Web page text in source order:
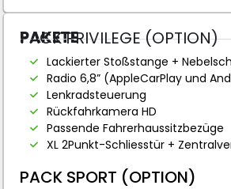
PAKETE
PACK PRIVILEGE (OPTION)
Lackierter Stoßstange +
Radio 6,8” (AppleCarPlay und
Lenkradsteuerung
Rückfahrkamera HD
Passende Fahrerhaussitzbezüge
XL 2Punkt-Schliesstür +
PACK SPORT (OPTION)